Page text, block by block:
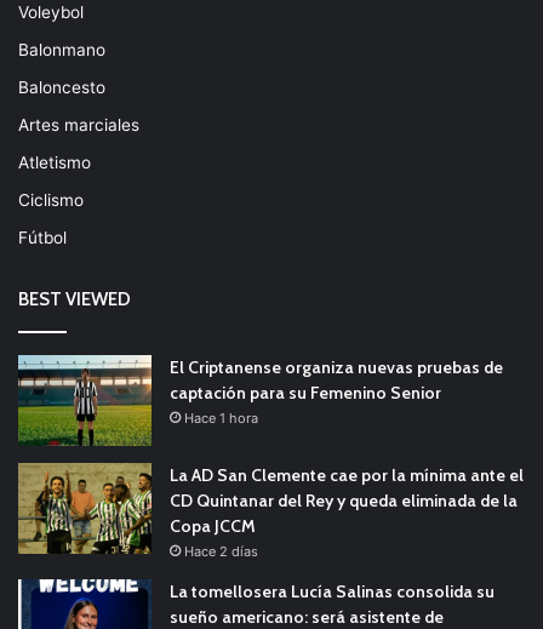
Voleybol
Balonmano
Baloncesto
Artes marciales
Atletismo
Ciclismo
Fútbol
BEST VIEWED
El Criptanense organiza nuevas pruebas de
captación para su Femenino Senior
Hace 1 hora
La AD San Clemente cae por la mínima ante el
CD Quintanar del Rey y queda eliminada de la
Copa JCCM
Hace 2 días
La tomellosera Lucía Salinas consolida su
sueño americano: será asistente de